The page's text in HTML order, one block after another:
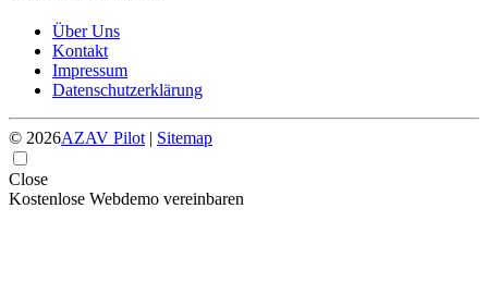
Über Uns
Kontakt
Impressum
Datenschutzerklärung
© 2026AZAV Pilot | Sitemap
Close
Kostenlose Webdemo vereinbaren